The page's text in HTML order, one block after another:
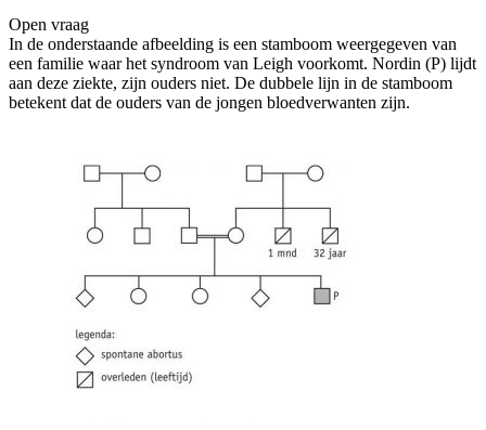
De uitleg gaat te langzaam
Afspelen werkte niet
Iets anders
Open vraag
In de onderstaande afbeelding is een stamboom weergegeven van
een familie waar het syndroom van Leigh voorkomt. Nordin (P) lijdt
aan deze ziekte, zijn ouders niet. De dubbele lijn in de stamboom
betekent dat de ouders van de jongen bloedverwanten zijn.